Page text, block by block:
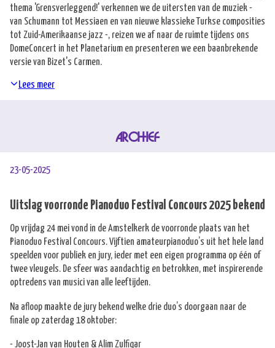
thema 'Grensverleggend!' verkennen we de uitersten van de muziek -
van Schumann tot Messiaen en van nieuwe klassieke Turkse composities
tot Zuid-Amerikaanse jazz -, reizen we af naar de ruimte tijdens ons
DomeConcert in het Planetarium en presenteren we een baanbrekende
versie van Bizet's Carmen.
Lees meer
ARCHIEF
23-05-2025
Uitslag voorronde Pianoduo Festival Concours 2025 bekend
Op vrijdag 24 mei vond in de Amstelkerk de voorronde plaats van het
Pianoduo Festival Concours. Vijftien amateurpianoduo’s uit het hele land
speelden voor publiek en jury, ieder met een eigen programma op één of
twee vleugels. De sfeer was aandachtig en betrokken, met inspirerende
optredens van musici van alle leeftijden.
Na afloop maakte de jury bekend welke drie duo’s doorgaan naar de
finale op zaterdag 18 oktober:
- Joost-Jan van Houten & Alim Zulfiqar